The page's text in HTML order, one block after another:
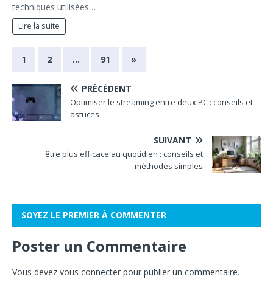
techniques utilisées…
Lire la suite
1 2 … 91 »
PRÉCÉDENT
Optimiser le streaming entre deux PC : conseils et
astuces
SUIVANT
être plus efficace au quotidien : conseils et
méthodes simples
SOYEZ LE PREMIER À COMMENTER
Poster un Commentaire
Vous devez vous connecter pour publier un commentaire.